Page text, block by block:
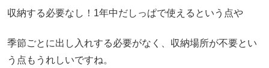
収納する必要なし！1年中だしっぱで使えるという点や
季節ごとに出し入れする必要がなく、収納場所が不要とい
う点もうれしいですね。